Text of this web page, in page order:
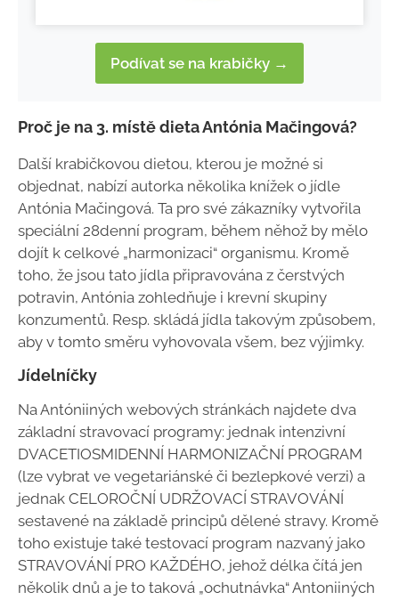
Podívat se na krabičky →
Proč je na 3. místě dieta Antónia Mačingová?
Další krabičkovou dietou, kterou je možné si
objednat, nabízí autorka několika knížek o jídle
Antónia Mačingová. Ta pro své zákazníky vytvořila
speciální 28denní program, během něhož by mělo
dojít k celkové „harmonizaci“ organismu. Kromě
toho, že jsou tato jídla připravována z čerstvých
potravin, Antónia zohledňuje i krevní skupiny
konzumentů. Resp. skládá jídla takovým způsobem,
aby v tomto směru vyhovovala všem, bez výjimky.
Jídelníčky
Na Antóniiných webových stránkách najdete dva
základní stravovací programy: jednak intenzivní
DVACETIOSMIDENNÍ HARMONIZAČNÍ PROGRAM
(lze vybrat ve vegetariánské či bezlepkové verzi) a
jednak CELOROČNÍ UDRŽOVACÍ STRAVOVÁNÍ
sestavené na základě principů dělené stravy. Kromě
toho existuje také testovací program nazvaný jako
STRAVOVÁNÍ PRO KAŽDÉHO, jehož délka čítá jen
několik dnů a je to taková „ochutnávka“ Antoniiných